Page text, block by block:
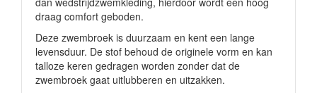
draag comfort geboden.
Deze zwembroek is duurzaam en kent een lange
levensduur. De stof behoud de originele vorm en kan
talloze keren gedragen worden zonder dat de
zwembroek gaat uitlubberen en uitzakken.